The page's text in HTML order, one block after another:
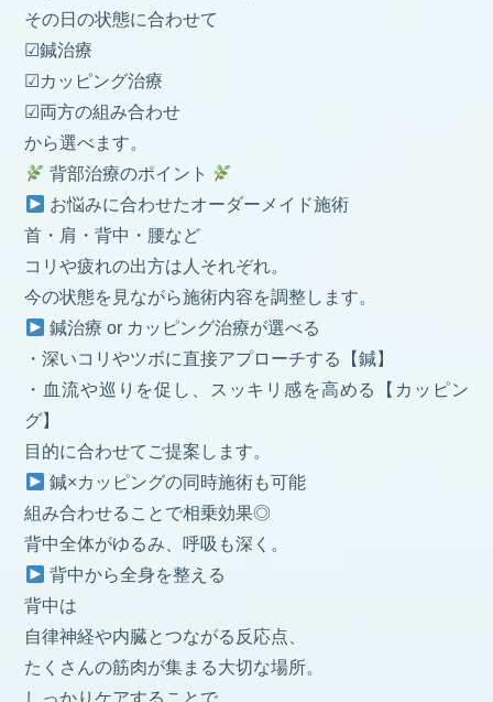
その日の状態に合わせて
☑︎鍼治療
☑︎カッピング治療
☑︎両方の組み合わせ
から選べます。
背部治療のポイント
お悩みに合わせたオーダーメイド施術
首・肩・背中・腰など
コリや疲れの出方は人それぞれ。
今の状態を見ながら施術内容を調整します。
鍼治療 or カッピング治療が選べる
・深いコリやツボに直接アプローチする【鍼】
・血流や巡りを促し、スッキリ感を高める【カッピン
グ】
目的に合わせてご提案します。
鍼×カッピングの同時施術も可能
組み合わせることで相乗効果◎
背中全体がゆるみ、呼吸も深く。
背中から全身を整える
背中は
自律神経や内臓とつながる反応点、
たくさんの筋肉が集まる大切な場所。